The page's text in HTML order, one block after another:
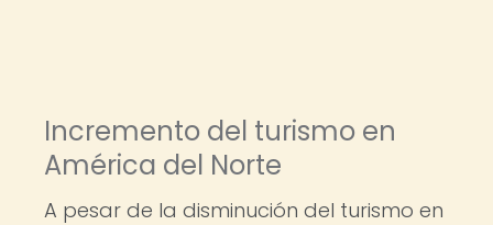
Incremento del turismo en
América del Norte
A pesar de la disminución del turismo en